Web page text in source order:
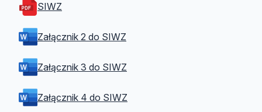
SIWZ
Załącznik 2 do SIWZ
Załącznik 3 do SIWZ
Załącznik 4 do SIWZ